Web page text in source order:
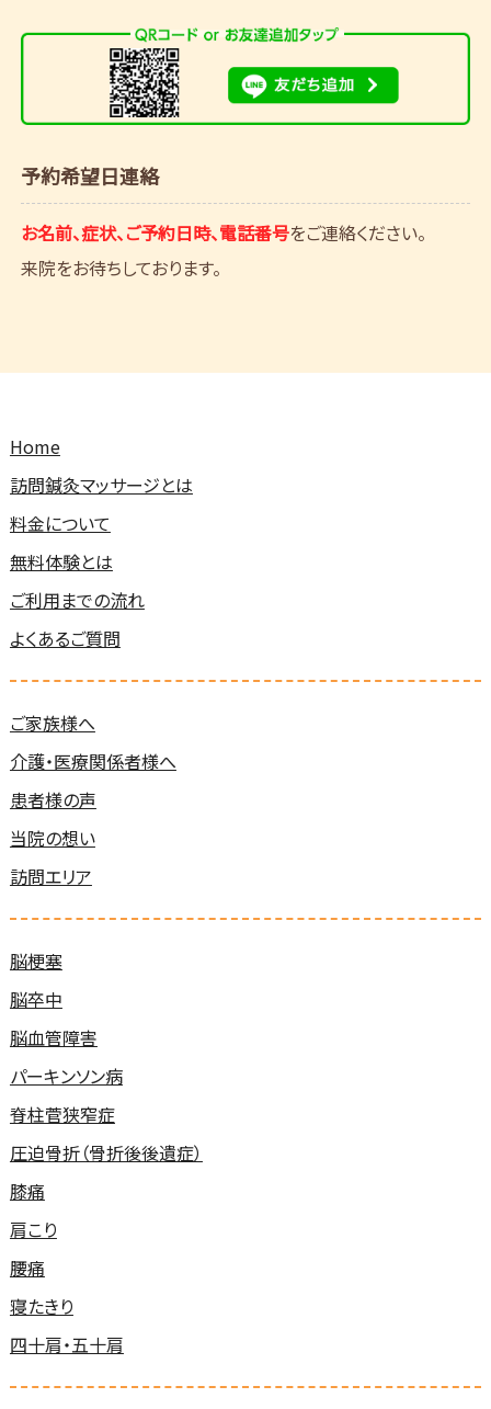
予約希望日連絡
お名前、症状、ご予約日時、電話番号をご連絡ください。
来院をお待ちしております。
Home
訪問鍼灸マッサージとは
料金について
無料体験とは
ご利用までの流れ
よくあるご質問
ご家族様へ
介護・医療関係者様へ
患者様の声
当院の想い
訪問エリア
脳梗塞
脳卒中
脳血管障害
パーキンソン病
脊柱菅狭窄症
圧迫骨折（骨折後後遺症）
膝痛
肩こり
腰痛
寝たきり
四十肩・五十肩